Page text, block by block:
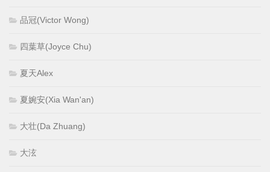
品冠(Victor Wong)
四葉草(Joyce Chu)
夏天Alex
夏婉安(Xia Wan'an)
大壮(Da Zhuang)
大泫